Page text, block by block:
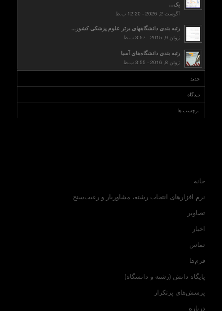
یک...
آگوست 2, 2026 - 12:20 ب.ظ
رتبه بندی دانشگاههای برتر علوم پزشکی کشور...
ژوئن 9, 2015 - 3:57 ب.ظ
رتبه بندی دانشگاه‌های آسیا
ژوئن 8, 2016 - 3:55 ب.ظ
جدید
دیدگاه
برچسب ها
خانه
نرم افزارهای انتخاب رشته، مشاوریار و رغبت‌سنج
تصاویر
اخبار
تماس
فرم‌ها
پایگاه دانش (رشته و دانشگاه)
پرسش‌های پرتکرار
درباره